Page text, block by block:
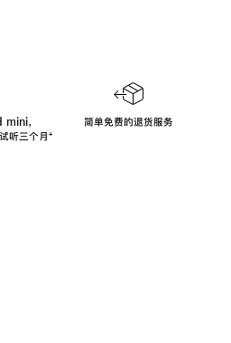
，
听三个月脚
⁺
简单免费的退货服务